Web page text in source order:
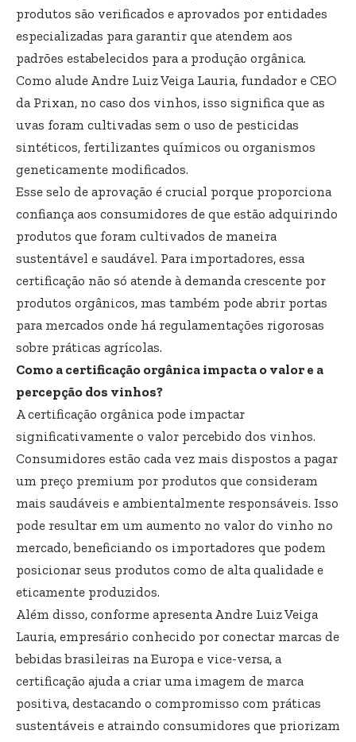
produtos são verificados e aprovados por entidades
especializadas para garantir que atendem aos
padrões estabelecidos para a produção orgânica.
Como alude Andre Luiz Veiga Lauria, fundador e CEO
da Prixan, no caso dos vinhos, isso significa que as
uvas foram cultivadas sem o uso de pesticidas
sintéticos, fertilizantes químicos ou organismos
geneticamente modificados.
Esse selo de aprovação é crucial porque proporciona
confiança aos consumidores de que estão adquirindo
produtos que foram cultivados de maneira
sustentável e saudável. Para importadores, essa
certificação não só atende à demanda crescente por
produtos orgânicos, mas também pode abrir portas
para mercados onde há regulamentações rigorosas
sobre práticas agrícolas.
Como a certificação orgânica impacta o valor e a
percepção dos vinhos?
A certificação orgânica pode impactar
significativamente o valor percebido dos vinhos.
Consumidores estão cada vez mais dispostos a pagar
um preço premium por produtos que consideram
mais saudáveis e ambientalmente responsáveis. Isso
pode resultar em um aumento no valor do vinho no
mercado, beneficiando os importadores que podem
posicionar seus produtos como de alta qualidade e
eticamente produzidos.
Além disso, conforme apresenta Andre Luiz Veiga
Lauria, empresário conhecido por conectar marcas de
bebidas brasileiras na Europa e vice-versa, a
certificação ajuda a criar uma imagem de marca
positiva, destacando o compromisso com práticas
sustentáveis e atraindo consumidores que priorizam